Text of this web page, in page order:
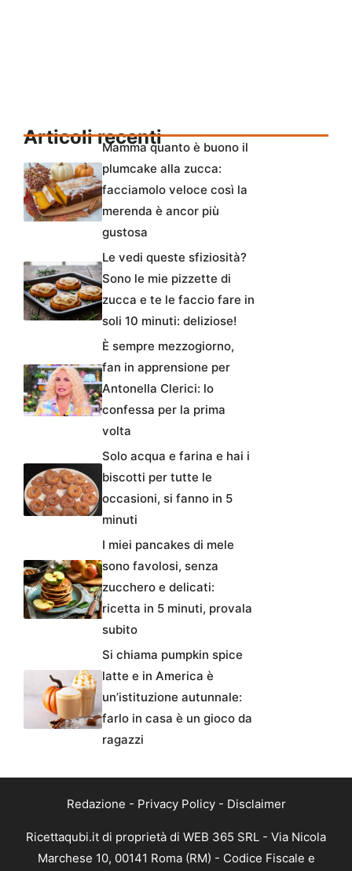
Articoli recentiMamma quanto è buono il
plumcake alla zucca:
facciamolo veloce così la
merenda è ancor più
gustosa
Le vedi queste sfiziosità?
Sono le mie pizzette di
zucca e te le faccio fare in
soli 10 minuti: deliziose!
È sempre mezzogiorno,
fan in apprensione per
Antonella Clerici: lo
confessa per la prima
volta
Solo acqua e farina e hai i
biscotti per tutte le
occasioni, si fanno in 5
minuti
I miei pancakes di mele
sono favolosi, senza
zucchero e delicati:
ricetta in 5 minuti, provala
subito
Si chiama pumpkin spice
latte e in America è
un’istituzione autunnale:
farlo in casa è un gioco da
ragazzi
Redazione - Privacy Policy- Disclaimer
Ricettaqubi.it di proprietà di WEB 365 SRL - Via Nicola
Marchese 10, 00141 Roma (RM) - Codice Fiscale e